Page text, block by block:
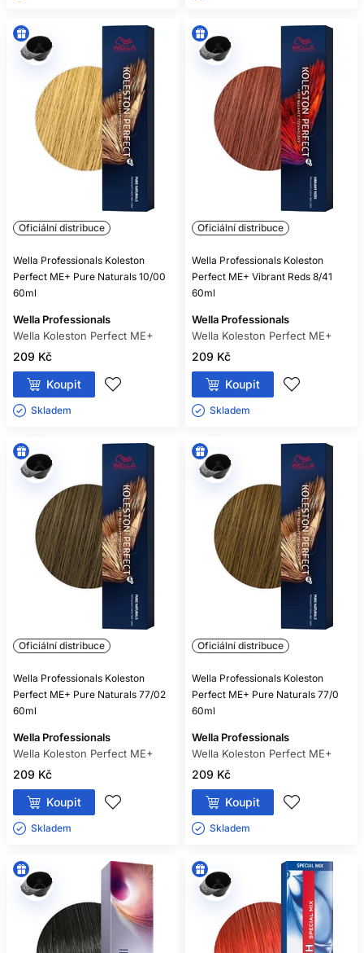
Oficiální distribuce
Wella Professionals Koleston
Perfect ME+ Pure Naturals 10/00
60ml
Wella Professionals
Wella Koleston Perfect ME+
209 Kč
Koupit
Skladem ㅤ
Oficiální distribuce
Wella Professionals Koleston
Perfect ME+ Vibrant Reds 8/41
60ml
Wella Professionals
Wella Koleston Perfect ME+
209 Kč
Koupit
Skladem ㅤ
Oficiální distribuce
Wella Professionals Koleston
Perfect ME+ Pure Naturals 77/02
60ml
Wella Professionals
Wella Koleston Perfect ME+
209 Kč
Koupit
Skladem ㅤ
Oficiální distribuce
Wella Professionals Koleston
Perfect ME+ Pure Naturals 77/0
60ml
Wella Professionals
Wella Koleston Perfect ME+
209 Kč
Koupit
Skladem ㅤ